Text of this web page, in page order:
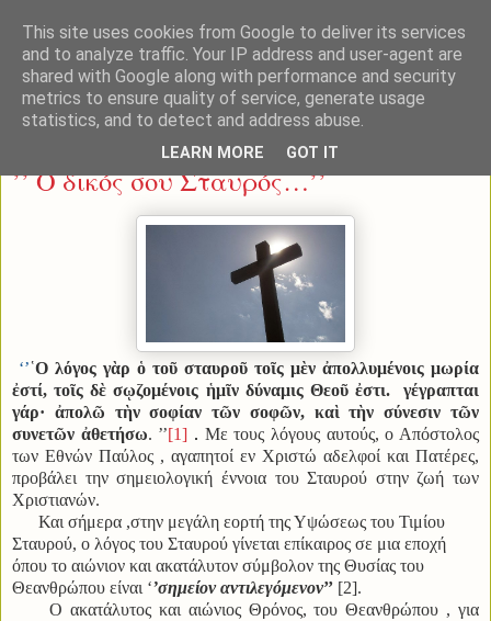
Κυριακή 14 Σεπτεμβρίου 2014
’’ Ο δικός σου Σταυρός…’’
‘’῾Ο λόγος γὰρ ὁ τοῦ σταυροῦ τοῖς μὲν ἀπολλυμένοις μωρία
ἐστί,τοῖς δὲ σῳζομένοις ἡμῖν δύναμις Θεοῦ ἐστι.
γέγραπται
γάρ· ἀπολῶ τὴν σοφίαν τῶν σοφῶν, καὶ τὴν σύνεσιν τῶν
συνετῶν ἀθετήσω. ’’[1] . Με τους λόγους αυτούς, ο Απόστολος
των Εθνών Παύλος , αγαπητοί εν Χριστώ αδελφοί και Πατέρες,
προβάλει την σημειολογική έννοια του Σταυρού στην ζωή των
Χριστιανών.
Και σήμερα ,στην μεγάλη εορτή της Υψώσεως του Τιμίου
Σταυρού, ο λόγος του Σταυρού γίνεται επίκαιρος σε μια εποχή
όπου το αιώνιον και ακατάλυτον σύμβολον της Θυσίας του
Θεανθρώπου είναι ‘’σημείον αντιλεγόμενον’’ [2].
Ο ακατάλυτος και αιώνιος Θρόνος, του Θεανθρώπου , για
This site uses cookies from Google to deliver its services
and to analyze traffic. Your IP address and user-agent are
shared with Google along with performance and security
metrics to ensure quality of service, generate usage
statistics, and to detect and address abuse.
LEARN MORE GOT IT